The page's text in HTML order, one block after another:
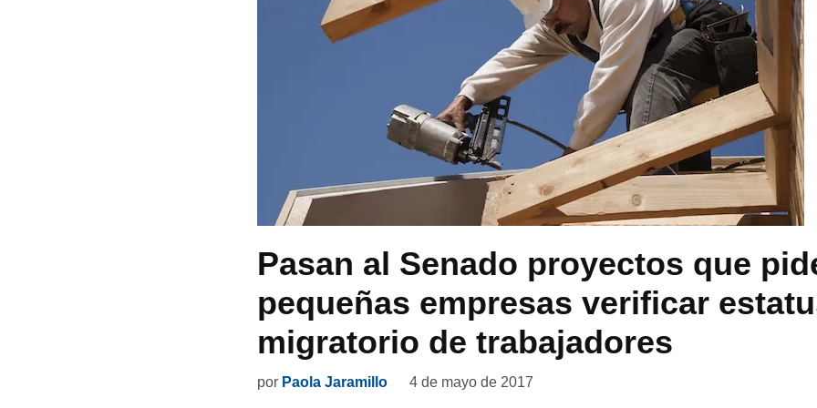
Pasan al Senado proyectos que
pequeñas empresas verificar
migratorio de trabajadores
por Paola Jaramillo 4 de mayo de 2017